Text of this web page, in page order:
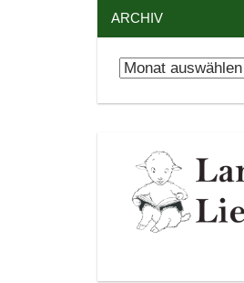
ARCHIV
Archiv